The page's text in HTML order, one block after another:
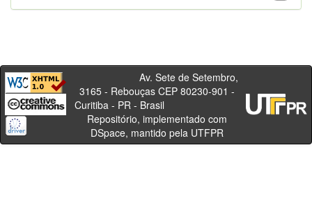
Av. Sete de Setembro,
3165 - Rebouças CEP 80230-901 -
Curitiba - PR - Brasil
Repositório, implementado com
DSpace, mantido pela UTFPR